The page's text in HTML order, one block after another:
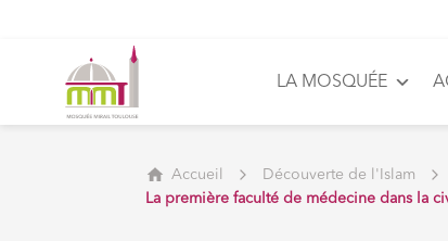
LA MOSQUÉE
Accueil Découverte de l'Islam
La première faculté de médecine dans la